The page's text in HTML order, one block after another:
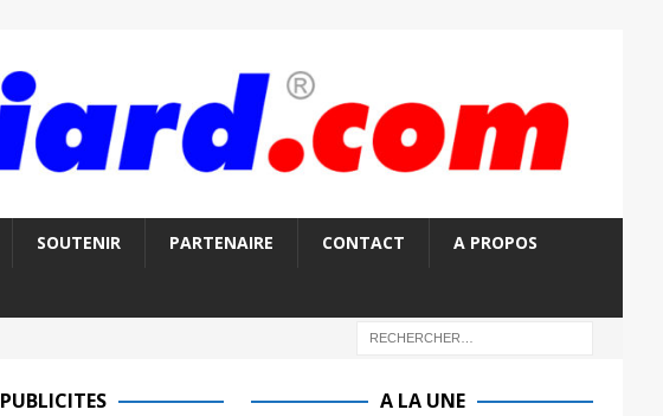
SOUTENIR PARTENAIRE CONTACT A PROPOS
PUBLICITES A LA UNE